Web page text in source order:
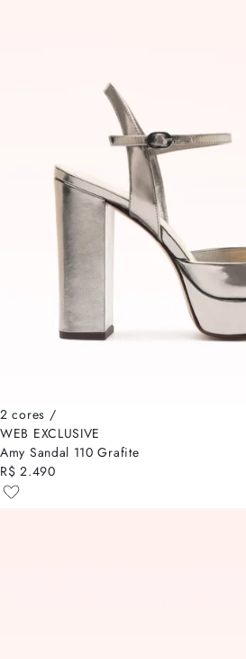
2 cores /
WEB EXCLUSIVE
Amy Sandal 110 Grafite
R$ 2.490